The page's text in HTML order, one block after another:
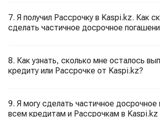
7. Я получил Рассрочку в Kaspi.kz. Как
сделать частичное досрочное
8. Как узнать, сколько мне осталось
кредиту или Рассрочке от Kaspi.kz?
9. Я могу сделать частичное досрочное
всем кредитам и Рассрочкам в Kaspi.kz